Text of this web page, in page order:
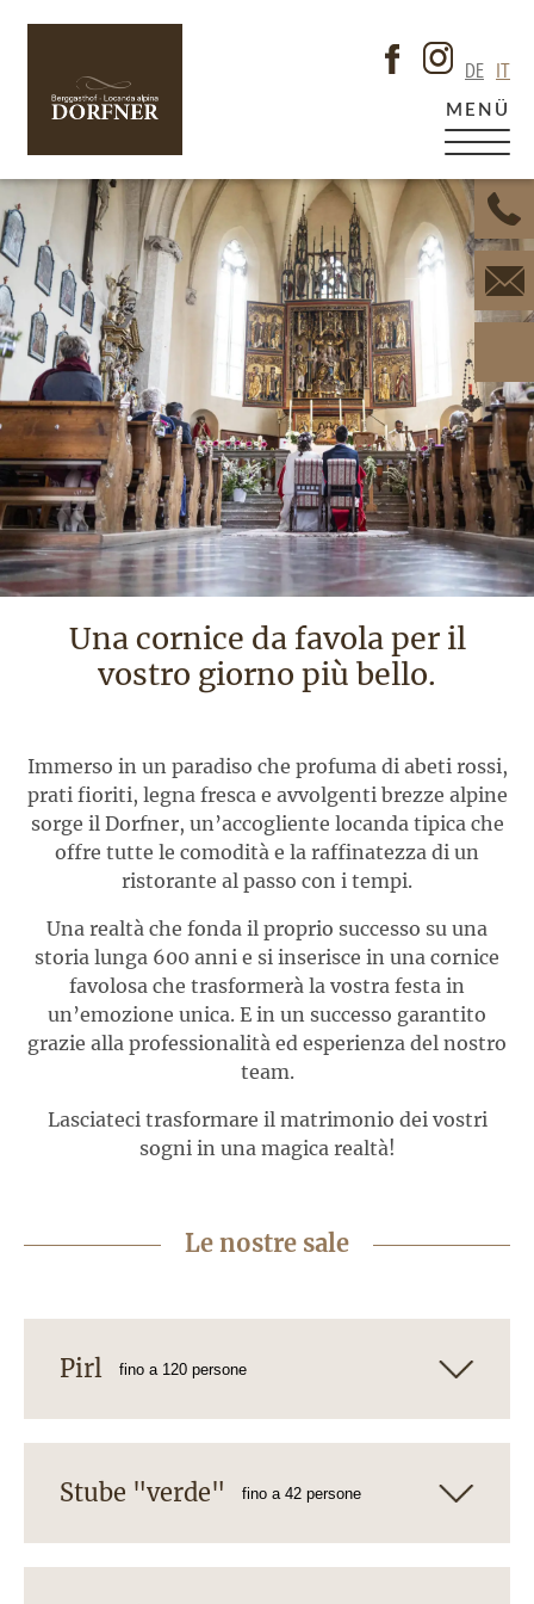
DE IT
MENÜ
Una cornice da favola per il
vostro giorno più bello.
Immerso in un paradiso che profuma di abeti rossi,
prati fioriti, legna fresca e avvolgenti brezze alpine
sorge il Dorfner, un’accogliente locanda tipica che
offre tutte le comodità e la raffinatezza di un
ristorante al passo con i tempi.
Una realtà che fonda il proprio successo su una
storia lunga 600 anni e si inserisce in una cornice
favolosa che trasformerà la vostra festa in
un’emozione unica. E in un successo garantito
grazie alla professionalità ed esperienza del nostro
team.
Lasciateci trasformare il matrimonio dei vostri
sogni in una magica realtà!
Le nostre sale
Pirl fino a 120 persone
Stube "verde" fino a 42 persone